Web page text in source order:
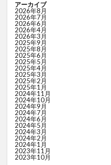
アーカイブ
2026年8月
2026年7月
2026年6月
2026年4月
2026年3月
2025年9月
2025年8月
2025年6月
2025年5月
2025年4月
2025年3月
2025年2月
2025年1月
2024年11月
2024年10月
2024年9月
2024年7月
2024年6月
2024年5月
2024年3月
2024年2月
2024年1月
2023年11月
2023年10月